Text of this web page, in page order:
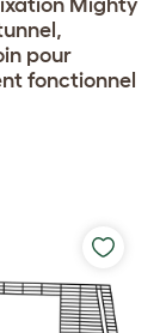
Mighty
pour
fonctionnel